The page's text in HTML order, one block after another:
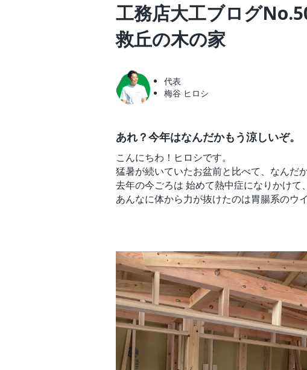
工務店大工ブログ
救丘の木の家
代表
梅谷 ヒロシ
あれ？今年はなんだかもう涼しいぞ。
こんにちわ！ヒロシです。
猛暑が続いていたお盆前と比べて、なんだ
去年の今ごろは 始めて熱中症になりかけて
あんなに体から力が抜けたのは胃腸系のウ